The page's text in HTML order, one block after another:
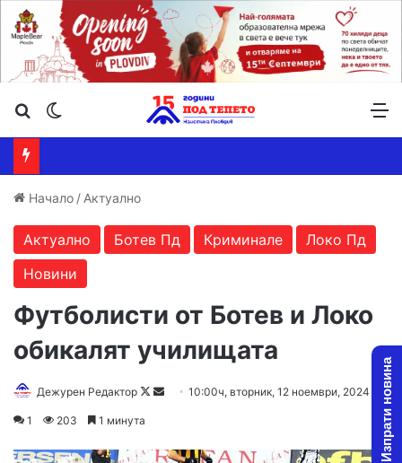
Търсене ...
Начало / Актуално
Актуално Ботев Пд Криминале
Локо Пд
Новини
Футболисти от Ботев и Локо
обикалят училищата
Дежурен Редактор
Follow
Send10:00ч, вторник, 12 ноември, 2024
1 203 1 минута Изпрати новина